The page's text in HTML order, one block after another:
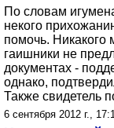
По словам
некого
помочь. Никакого
гаишники не
документах -
однако,
Также свидетель
6 сентября 2012 г.,